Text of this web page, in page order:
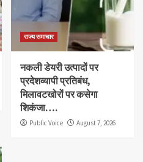
राज्य समाचार
नकली डेयरी उत्पादों पर
प्रदेशव्यापी प्रतिबंध,
मिलावटखोरों पर कसेगा
शिकंजा….
Public Voice August 7, 2026